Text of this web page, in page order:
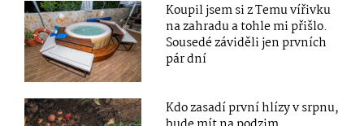
Koupil jsem si z Temu vířivku
na zahradu a tohle mi přišlo.
Sousedé záviděli jen prvních
pár dní
Kdo zasadí první hlízy v srpnu,